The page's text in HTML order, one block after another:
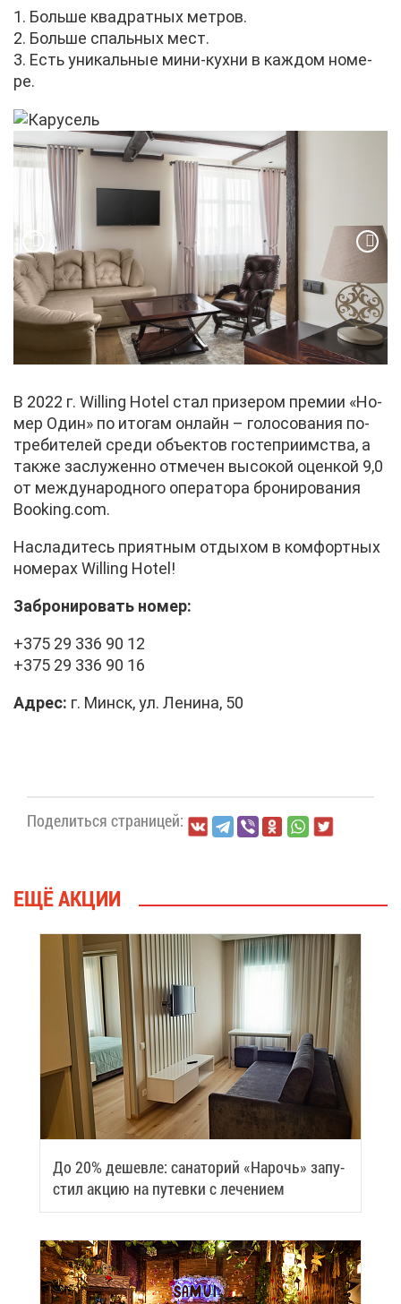
1. Боль­ше квад­рат­ных мет­ров.
2. Боль­ше спаль­ных мест.
3. Есть уни­каль­ные ми­ни-кух­ни в каж­дом но­ме­
ре.
В 2022 г. Willing Hotel стал при­зе­ром пре­мии «Но­
мер Один» по ито­гам он­лайн – го­ло­со­ва­ния по­
тре­би­те­лей сре­ди объ­ек­тов го­сте­при­им­ства, а
та­к­же за­слу­жен­но от­ме­чен вы­со­кой оцен­кой 9,0
от меж­ду­на­род­но­го опе­ра­то­ра бро­ни­ро­ва­ния
Booking.com.
На­сла­ди­тесь при­ят­ным от­ды­хом в ком­форт­ных
но­ме­рах Willing Hotel!
За­бро­ни­ро­вать но­мер:
+375 29 336 90 12
+375 29 336 90 16
Ад­рес: г. Минск, ул. Ле­ни­на, 50
По­де­лить­ся стра­ни­цей:
ЕЩЁ АК­ЦИИ
До 20% де­шев­ле: са­на­то­рий «На­рочь» за­пу­
стил ак­цию на пу­тев­ки с ле­че­ни­ем